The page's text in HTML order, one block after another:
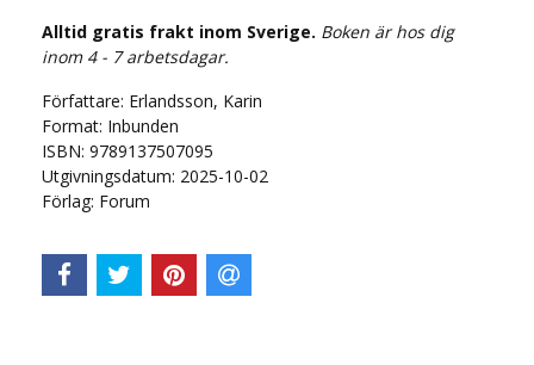
Alltid gratis frakt inom Sverige. Boken är hos dig
inom 4 - 7 arbetsdagar.
Författare: Erlandsson, Karin
Format: Inbunden
ISBN: 9789137507095
Utgivningsdatum: 2025-10-02
Förlag: Forum